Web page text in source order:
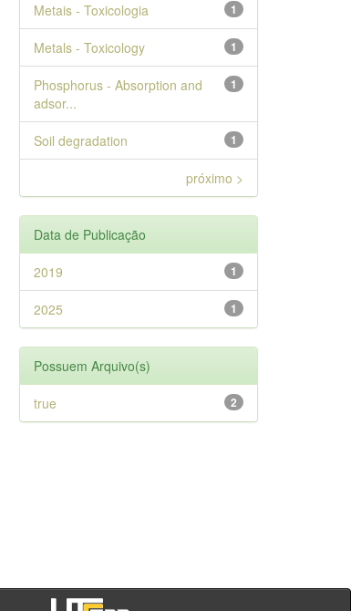
1
Metais - Toxicologia
1
Metals - Toxicology
1
Phosphorus - Absorption and
adsor...
1
Soil degradation
próximo >
Data de Publicação
1
2019
1
2025
Possuem Arquivo(s)
2
true